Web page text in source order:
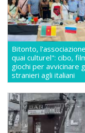
Bitonto,
quai culturel": cibo,
giochi per avvicinare
stranieri agli italiani